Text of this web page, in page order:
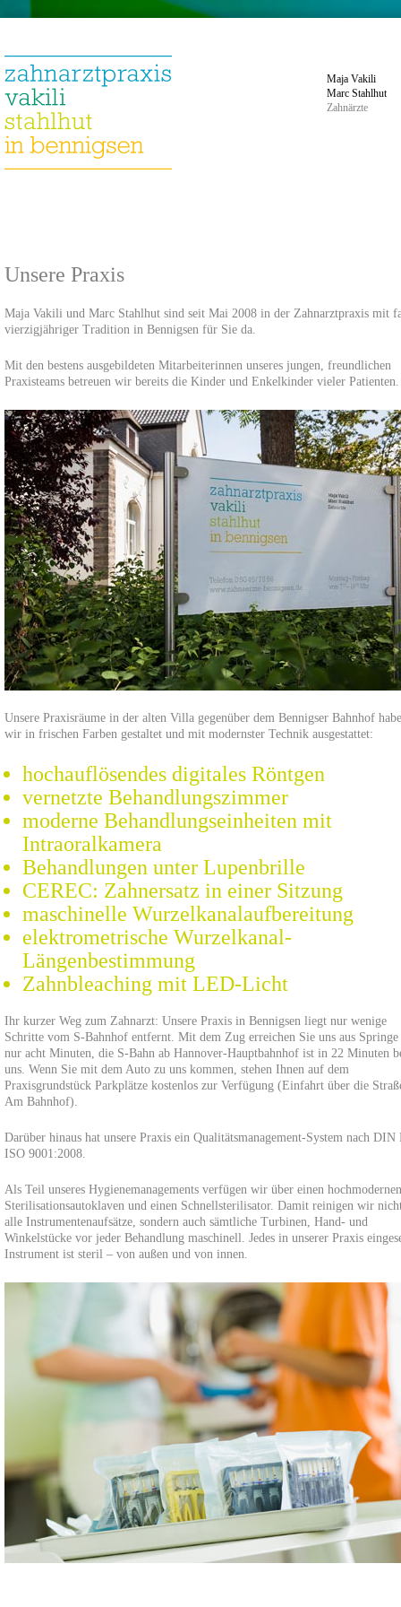
Maja Vakili
Marc Stahlhut
Zahnärzte
Unsere Praxis
Maja Vakili und Marc Stahlhut sind seit Mai 2008 in der Zahnarztpraxis mit
vierzigjähriger Tradition in Bennigsen für Sie da.
Mit den bestens ausgebildeten Mitarbeiterinnen unseres jungen, freundlichen
Praxisteams betreuen wir bereits die Kinder und Enkelkinder vieler Patienten.
Unsere Praxisräume in der alten Villa gegenüber dem Bennigser Bahnhof
wir in frischen Farben gestaltet und mit modernster Technik ausgestattet:
hochauflösendes digitales Röntgen
vernetzte Behandlungszimmer
moderne Behandlungseinheiten mit
Intraoralkamera
Behandlungen unter Lupenbrille
CEREC: Zahnersatz in einer Sitzung
maschinelle Wurzelkanalaufbereitung
elektrometrische Wurzelkanal-
Längenbestimmung
Zahnbleaching mit LED-Licht
Ihr kurzer Weg zum Zahnarzt: Unsere Praxis in Bennigsen liegt nur wenige
Schritte vom S-Bahnhof entfernt. Mit dem Zug erreichen Sie uns aus
nur acht Minuten, die S-Bahn ab Hannover-Hauptbahnhof ist in 22 Minuten
uns. Wenn Sie mit dem Auto zu uns kommen, stehen Ihnen auf dem
Praxisgrundstück Parkplätze kostenlos zur Verfügung (Einfahrt über die
Am Bahnhof).
Darüber hinaus hat unsere Praxis ein Qualitätsmanagement-System nach DIN
ISO 9001:2008.
Als Teil unseres Hygienemanagements verfügen wir über einen hochmodernen
Sterilisationsautoklaven und einen Schnellsterilisator. Damit reinigen wir
alle Instrumentenaufsätze, sondern auch sämtliche Turbinen, Hand- und
Winkelstücke vor jeder Behandlung maschinell. Jedes in unserer Praxis
Instrument ist steril – von außen und von innen.